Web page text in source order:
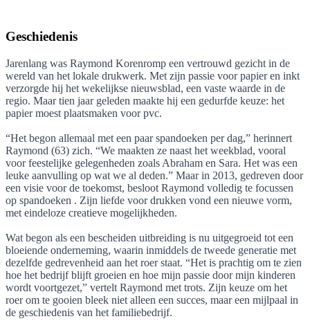
Geschiedenis
Jarenlang was Raymond Korenromp een vertrouwd gezicht in de
wereld van het lokale drukwerk. Met zijn passie voor papier en inkt
verzorgde hij het wekelijkse nieuwsblad, een vaste waarde in de
regio. Maar tien jaar geleden maakte hij een gedurfde keuze: het
papier moest plaatsmaken voor pvc.
“Het begon allemaal met een paar spandoeken per dag,” herinnert
Raymond (63) zich. “We maakten ze naast het weekblad, vooral
voor feestelijke gelegenheden zoals Abraham en Sara. Het was een
leuke aanvulling op wat we al deden.” Maar in 2013, gedreven door
een visie voor de toekomst, besloot Raymond volledig te focussen
op spandoeken . Zijn liefde voor drukken vond een nieuwe vorm,
met eindeloze creatieve mogelijkheden.
Wat begon als een bescheiden uitbreiding is nu uitgegroeid tot een
bloeiende onderneming, waarin inmiddels de tweede generatie met
dezelfde gedrevenheid aan het roer staat. “Het is prachtig om te zien
hoe het bedrijf blijft groeien en hoe mijn passie door mijn kinderen
wordt voortgezet,” vertelt Raymond met trots. Zijn keuze om het
roer om te gooien bleek niet alleen een succes, maar een mijlpaal in
de geschiedenis van het familiebedrijf.